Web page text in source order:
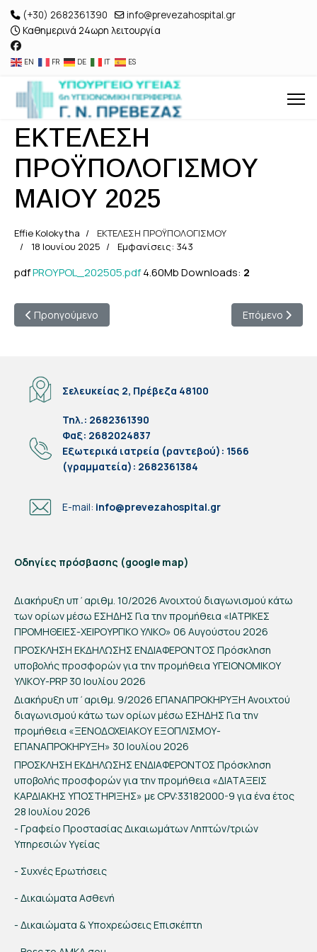
(+30) 2682361390
info@prevezahospital.gr
Καθημερινά 24ωρη λειτουργία
EN FR DE IT ES
ΕΚΤΕΛΕΣΗ
ΠΡΟΫΠΟΛΟΓΙΣΜΟΥ
ΜΑΙΟΥ 2025
Effie Kolokytha
ΕΚΤΕΛΕΣΗ ΠΡΟΫΠΟΛΟΓΙΣΜΟΥ
18 Ιουνίου 2025
Εμφανίσεις: 343
pdfPROYPOL_202505.pdf4.60MbDownloads: 2
Προηγούμενο άρθρο: ΕΚΤΕΛΕΣΗ ΠΡΟΫΠΟΛΟΓΙΣΜΟΥ ΙΟΥΝΙΟΥ
Προηγούμενο Επόμενο
Επόμενο
Σελευκείας 2, Πρέβεζα 48100
Τηλ.: 2682361390
Φαξ: 2682024837
Eξωτερικά ιατρεία (ραντεβού): 1566
(γραμματεία): 2682361384
E-mail: info@prevezahospital.gr
Οδηγίες πρόσβασης (google map)
Διακήρυξη υπ΄αριθμ. 10/2026 Ανοιχτού διαγωνισμού κάτω
των ορίων μέσω ΕΣΗΔΗΣ Για την προμήθεια «ΙΑΤΡΙΚΕΣ
ΠΡΟΜΗΘΕΙΕΣ-ΧΕΙΡΟΥΡΓΙΚΟ ΥΛΙΚΟ» 06 Αυγούστου 2026
ΠΡΟΣΚΛΗΣΗ ΕΚΔΗΛΩΣΗΣ ΕΝΔΙΑΦΕΡΟΝΤΟΣ Πρόσκληση
υποβολής προσφορών για την προμήθεια ΥΓΕΙΟΝΟΜΙΚΟΥ
ΥΛΙΚΟΥ-PRP 30 Ιουλίου 2026
Διακήρυξη υπ΄αριθμ. 9/2026 ΕΠΑΝΑΠΡΟΚΗΡΥΞΗ Ανοιχτού
διαγωνισμού κάτω των ορίων μέσω ΕΣΗΔΗΣ Για την
προμήθεια «ΞΕΝΟΔΟΧΕΙΑΚΟΥ ΕΞΟΠΛΙΣΜΟΥ-
ΕΠΑΝΑΠΡΟΚΗΡΥΞΗ» 30 Ιουλίου 2026
ΠΡΟΣΚΛΗΣΗ ΕΚΔΗΛΩΣΗΣ ΕΝΔΙΑΦΕΡΟΝΤΟΣ Πρόσκληση
υποβολής προσφορών για την προμήθεια «ΔΙΑΤΑΞΕΙΣ
ΚΑΡΔΙΑΚΗΣ ΥΠΟΣΤΗΡΙΞΗΣ» με CPV:33182000-9 για ένα έτος
28 Ιουλίου 2026
- Γραφείο Προστασίας Δικαιωμάτων Ληπτών/τριών
Υπηρεσιών Υγείας
- Συχνές Ερωτήσεις
- Δικαιώματα Ασθενή
- Δικαιώματα & Υποχρεώσεις Επισκέπτη